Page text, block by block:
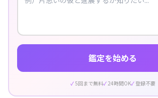
鑑定を始める
5回まで無料 24時間OK 登録不要